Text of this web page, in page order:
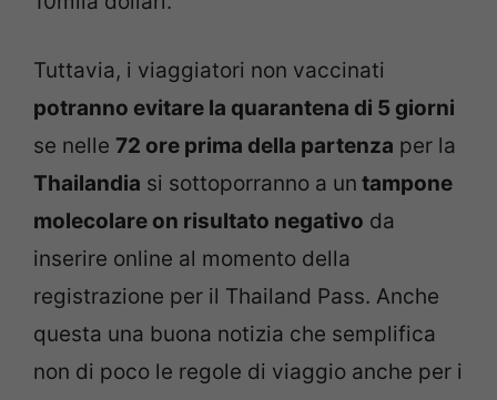
Tuttavia, i viaggiatori non vaccinati
potranno evitare la quarantena di 5 giorni
se nelle 72 ore prima della partenza per la
Thailandia si sottoporranno a un tampone
molecolare on risultato negativo da
inserire online al momento della
registrazione per il Thailand Pass. Anche
questa una buona notizia che semplifica
non di poco le regole di viaggio anche per i